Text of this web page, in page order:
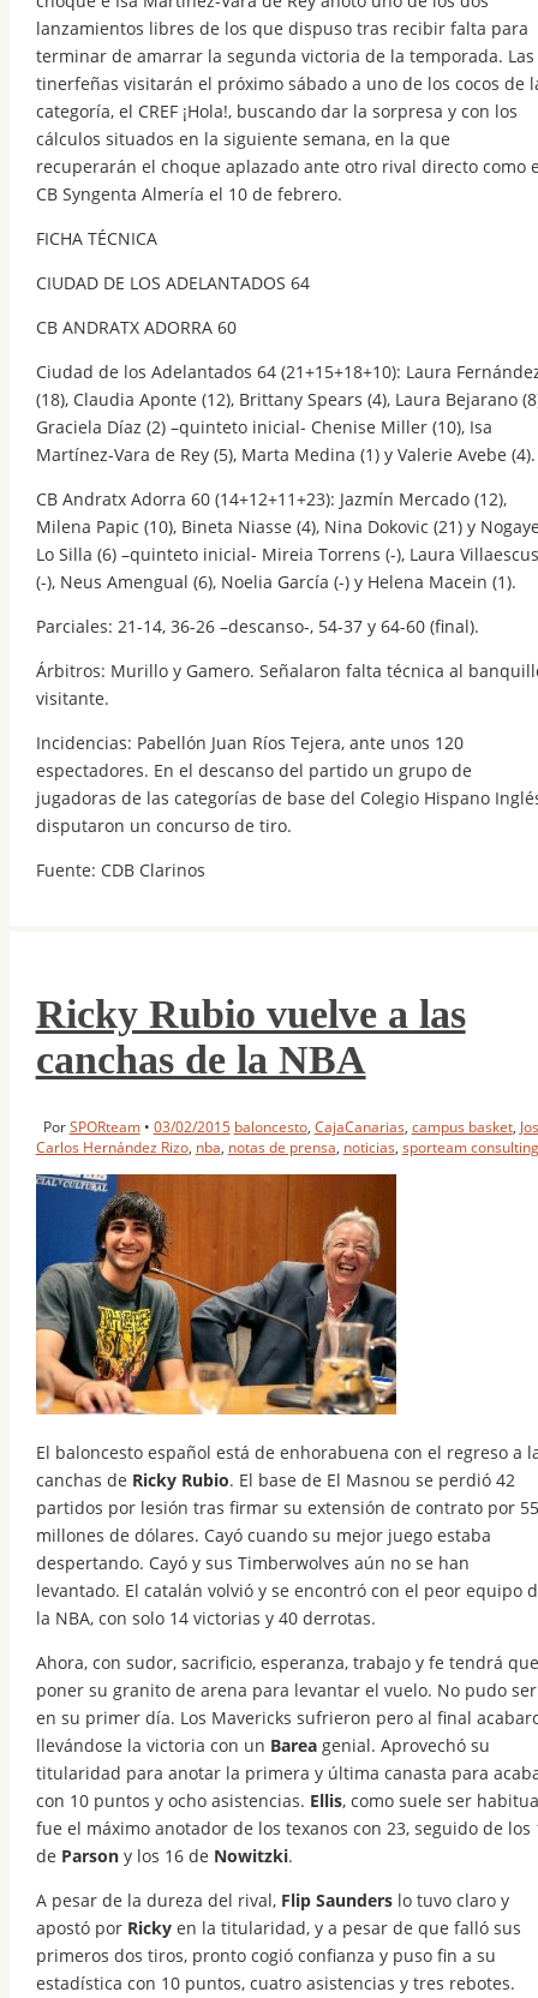
lanzamientos libres de los que dispuso tras recibir falta para
terminar de amarrar la segunda victoria de la temporada. Las
tinerfeñas visitarán el próximo sábado a uno de los cocos de
categoría, el CREF ¡Hola!, buscando dar la sorpresa y con los
cálculos situados en la siguiente semana, en la que
recuperarán el choque aplazado ante otro rival directo como
CB Syngenta Almería el 10 de febrero.
FICHA TÉCNICA
CIUDAD DE LOS ADELANTADOS 64
CB ANDRATX ADORRA 60
Ciudad de los Adelantados 64 (21+15+18+10): Laura
(18), Claudia Aponte (12), Brittany Spears (4), Laura Bejarano
Graciela Díaz (2) –quinteto inicial- Chenise Miller (10), Isa
Martínez-Vara de Rey (5), Marta Medina (1) y Valerie Avebe (4).
CB Andratx Adorra 60 (14+12+11+23): Jazmín Mercado (12),
Milena Papic (10), Bineta Niasse (4), Nina Dokovic (21) y
Lo Silla (6) –quinteto inicial- Mireia Torrens (-), Laura
(-), Neus Amengual (6), Noelia García (-) y Helena Macein (1).
Parciales: 21-14, 36-26 –descanso-, 54-37 y 64-60 (final).
Árbitros: Murillo y Gamero. Señalaron falta técnica al
visitante.
Incidencias: Pabellón Juan Ríos Tejera, ante unos 120
espectadores. En el descanso del partido un grupo de
jugadoras de las categorías de base del Colegio Hispano
disputaron un concurso de tiro.
Fuente: CDB Clarinos
Ricky Rubio vuelve a las
canchas de la NBA
PorSPORteam • 03/02/2015 baloncesto, CajaCanarias, campus basket,
Carlos Hernández Rizo, nba, notas de prensa, noticias, sporteam consulting
El baloncesto español está de enhorabuena con el regreso a
canchas de Ricky Rubio. El base de El Masnou se perdió 42
partidos por lesión tras firmar su extensión de contrato por 55
millones de dólares. Cayó cuando su mejor juego estaba
despertando. Cayó y sus Timberwolves aún no se han
levantado. El catalán volvió y se encontró con el peor equipo
la NBA, con solo 14 victorias y 40 derrotas.
Ahora, con sudor, sacrificio, esperanza, trabajo y fe tendrá que
poner su granito de arena para levantar el vuelo. No pudo ser
en su primer día. Los Mavericks sufrieron pero al final
llevándose la victoria con un Bareagenial. Aprovechó su
titularidad para anotar la primera y última canasta para
con 10 puntos y ocho asistencias. Ellis, como suele ser
fue el máximo anotador de los texanos con 23, seguido de los
de Parsony los 16 de Nowitzki.
A pesar de la dureza del rival, Flip Saunderslo tuvo claro y
apostó por Rickyen la titularidad, y a pesar de que falló sus
primeros dos tiros, pronto cogió confianza y puso fin a su
estadística con 10 puntos, cuatro asistencias y tres rebotes.